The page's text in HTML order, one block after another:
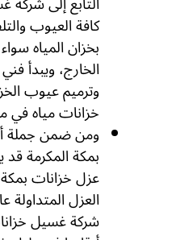
كافة العيوب
بخزان المياه
الخارج، ويبدأ
وترميم عيوب
خزانات مياه في
ومن ضمن جملة
بمكة المكرمة قد
عزل خزانات
العزل المتداولة
شركة غسيل